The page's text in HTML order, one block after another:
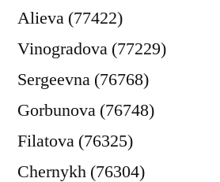
Alieva (77422)
Vinogradova (77229)
Sergeevna (76768)
Gorbunova (76748)
Filatova (76325)
Chernykh (76304)